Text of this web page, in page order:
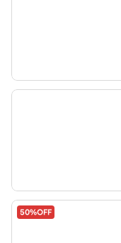
50%OFF